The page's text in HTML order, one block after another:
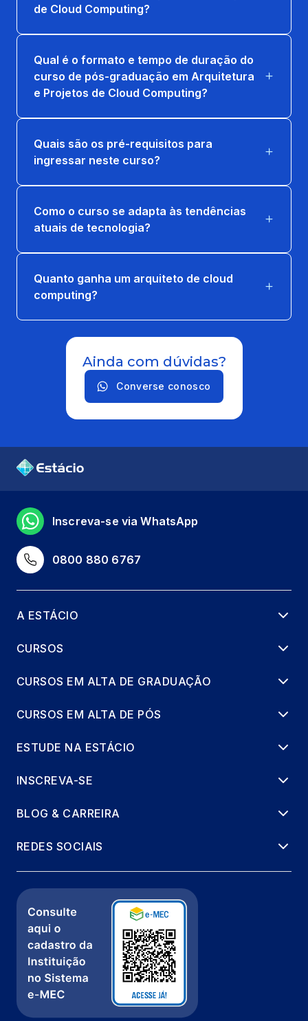
de Cloud Computing?
Qual é o formato e tempo de duração do
curso de pós-graduação em Arquitetura
e Projetos de Cloud Computing?
Quais são os pré-requisitos para
ingressar neste curso?
Como o curso se adapta às tendências
atuais de tecnologia?
Quanto ganha um arquiteto de cloud
computing?
Ainda com dúvidas?
Converse conosco
0800 880 6767
Inscreva-se via WhatsApp
A ESTÁCIO
CURSOS
CURSOS EM ALTA DE GRADUAÇÃO
CURSOS EM ALTA DE PÓS
ESTUDE NA ESTÁCIO
INSCREVA-SE
BLOG & CARREIRA
REDES SOCIAIS